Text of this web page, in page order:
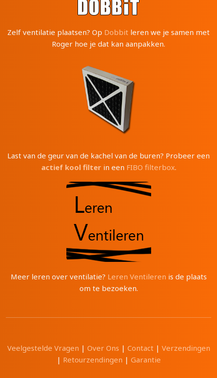
Zelf ventilatie plaatsen? Op Dobbit leren we je samen met
Roger hoe je dat kan aanpakken.
Last van de geur van de kachel van de buren? Probeer een
actief kool filterin een FIBO filterbox.
Meer leren over ventilatie? Leren Ventileren is de plaats
om te bezoeken.
Veelgestelde Vragen | Over Ons | Contact| Verzendingen
| Retourzendingen | Garantie